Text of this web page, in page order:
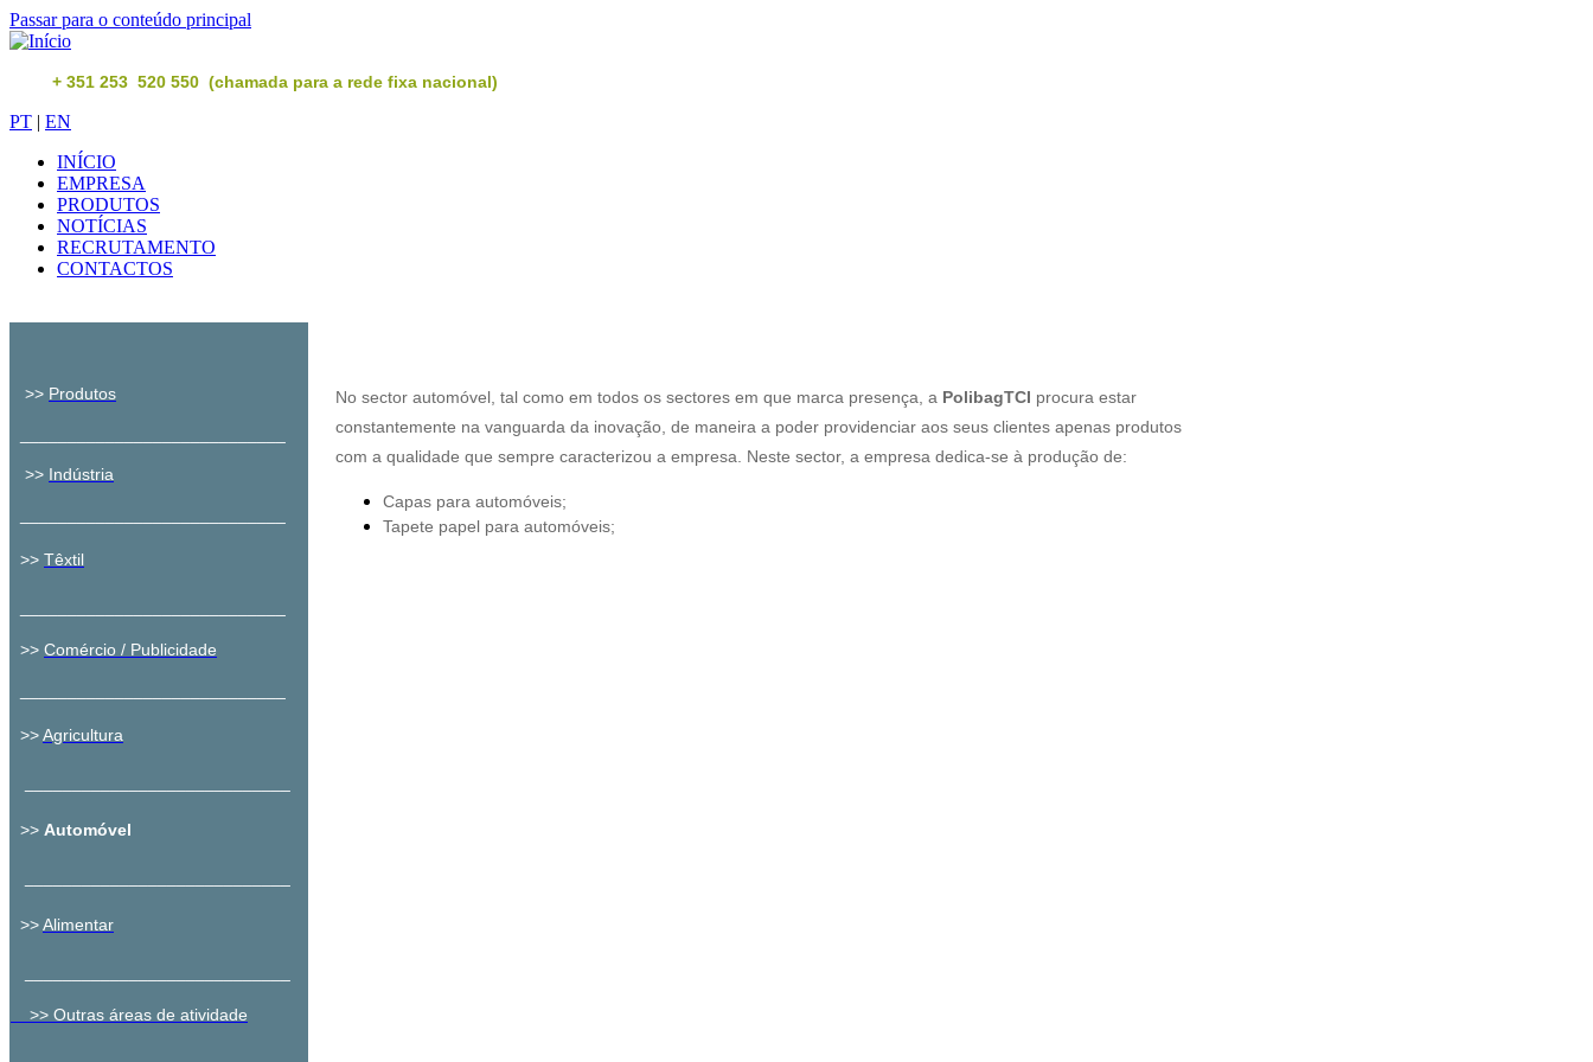
Passar para o conteúdo principal
+ 351 253 520 550 (chamada para a rede fixa nacional)
PT | EN
INÍCIO
EMPRESA
PRODUTOS
NOTÍCIAS
RECRUTAMENTO
CONTACTOS
>> Produtos
>> Indústria
>> Têxtil
>> Comércio / Publicidade
>>Agricultura
>> Automóvel
>>Alimentar
>> Outras áreas de atividade
No sector automóvel, tal como em todos os sectores em que marca presença, a PolibagTCI procura estar
constantemente na vanguarda da inovação, de maneira a poder providenciar aos seus clientes apenas produtos
com a qualidade que sempre caracterizou a empresa. Neste sector, a empresa dedica-se à produção de:
Capas para automóveis;
Tapete papel para automóveis; ​